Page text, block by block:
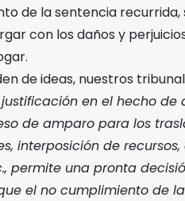
de la sentencia
con los daños y
de ideas, nuestros
en el hecho
de amparo para los
interposición de
permite una pronta
el no cumplimiento de